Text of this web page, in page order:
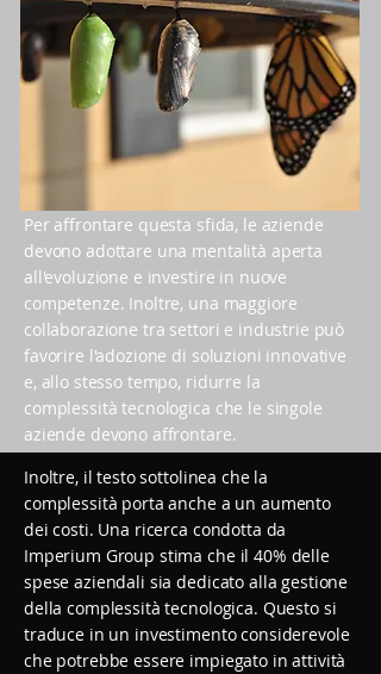
Per affrontare questa sfida, le aziende
devono adottare una mentalità aperta
all'evoluzione e investire in nuove
competenze. Inoltre, una maggiore
collaborazione tra settori e industrie può
favorire l'adozione di soluzioni innovative
e, allo stesso tempo, ridurre la
complessità tecnologica che le singole
aziende devono affrontare.
Inoltre, il testo sottolinea che la
complessità porta anche a un aumento
dei costi. Una ricerca condotta da
Imperium Group stima che il 40% delle
spese aziendali sia dedicato alla gestione
della complessità tecnologica. Questo si
traduce in un investimento considerevole
che potrebbe essere impiegato in attività